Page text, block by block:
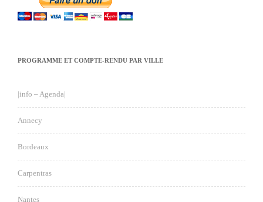
PROGRAMME ET COMPTE-RENDU PAR VILLE
|info – Agenda|
Annecy
Bordeaux
Carpentras
Nantes